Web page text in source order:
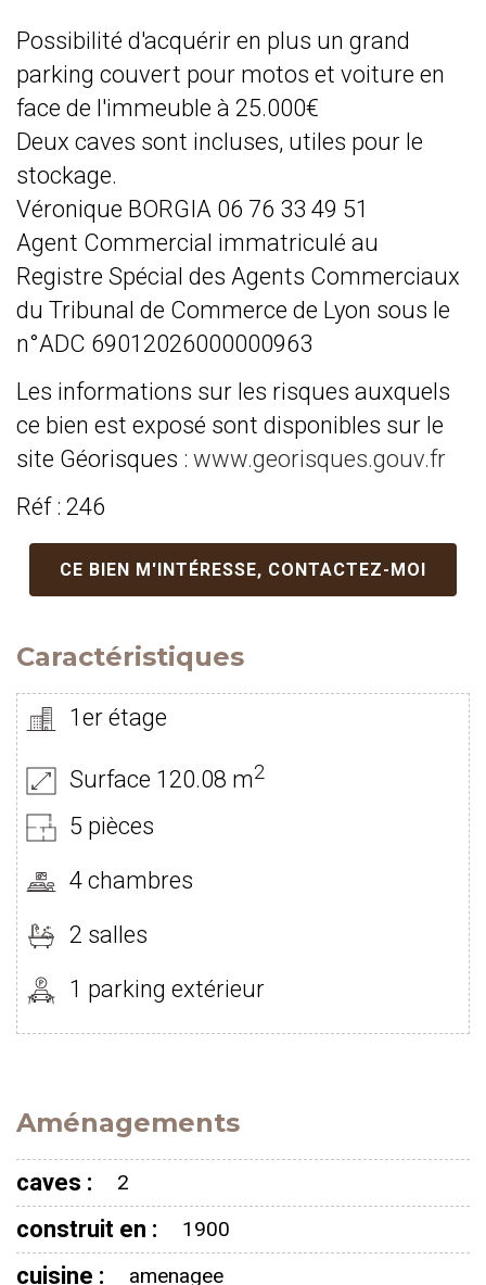
Possibilité d'acquérir en plus un grand
parking couvert pour motos et voiture en
face de l'immeuble à 25.000€
Deux caves sont incluses, utiles pour le
stockage.
Véronique BORGIA 06 76 33 49 51
Agent Commercial immatriculé au
Registre Spécial des Agents Commerciaux
du Tribunal de Commerce de Lyon sous le
n°ADC 69012026000000963
Les informations sur les risques auxquels
ce bien est exposé sont disponibles sur le
site Géorisques : www.georisques.gouv.fr
Réf : 246
CE BIEN M'INTÉRESSE, CONTACTEZ-MOI
Caractéristiques
1er étage
Surface 120.08 m2
5 pièces
4 chambres
2 salles
1 parking extérieur
Aménagements
caves : 2
construit en : 1900
cuisine : amenagee